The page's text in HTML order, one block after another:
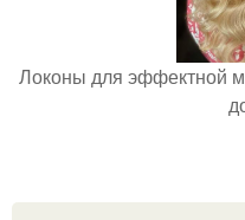
Локоны для эффектной